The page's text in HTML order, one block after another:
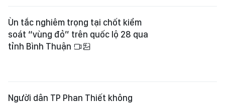
Ùn tắc nghiêm trọng tại chốt kiểm
soát “vùng đỏ” trên quốc lộ 28 qua
tỉnh Bình Thuận
Người dân TP Phan Thiết không